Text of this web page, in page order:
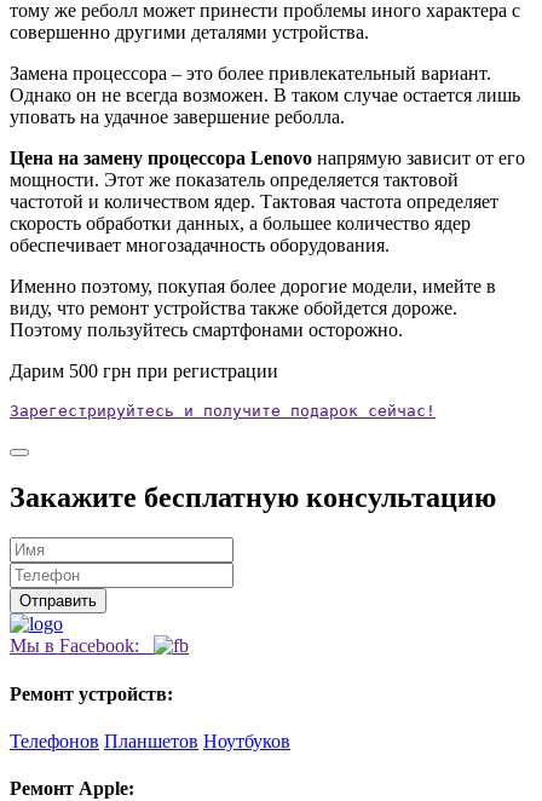
тому же реболл может принести проблемы иного характера с
совершенно другими деталями устройства.
Замена процессора ‒ это более привлекательный вариант.
Однако он не всегда возможен. В таком случае остается лишь
уповать на удачное завершение реболла.
Цена на замену процессора Lenovo напрямую зависит от его
мощности. Этот же показатель определяется тактовой
частотой и количеством ядер. Тактовая частота определяет
скорость обработки данных, а большее количество ядер
обеспечивает многозадачность оборудования.
Именно поэтому, покупая более дорогие модели, имейте в
виду, что ремонт устройства также обойдется дороже.
Поэтому пользуйтесь смартфонами осторожно.
Дарим 500 грн при регистрации
Зарегестрируйтесь и получите подарок сейчас!
Закажите бесплатную консультацию
Мы в Facebook:
Ремонт устройств:
Телефонов Планшетов Ноутбуков
Ремонт Apple: